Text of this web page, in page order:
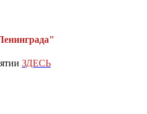
ЗДЕСЬ